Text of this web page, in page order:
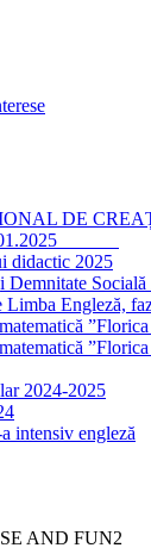
DE
didactic 2025
Demnitate
Limba Engleză,
2024-2025
intensiv engleză
AND FUN2